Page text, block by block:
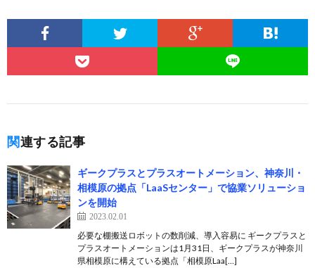
関連する記事
ギークプラスとプラスオートメーション、神奈川・
相模原の拠点「LaaSセンター」で協業ソリューショ
ンを開始
2023.02.01
必要な棚搬送ロボットの数削減、導入容易に ギークプラスと
プラスオートメーションは1月31日、ギークプラスが神奈川
県相模原に構えている拠点「相模原Laa[…]